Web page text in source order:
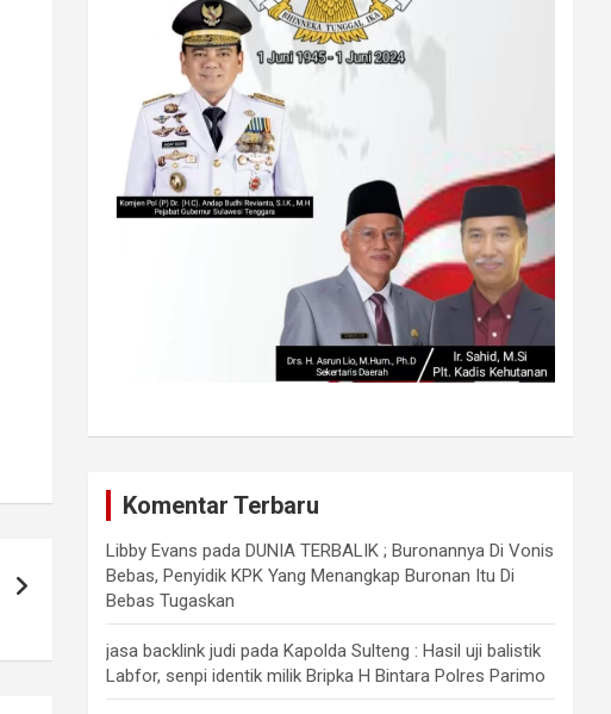
Komentar Terbaru
Libby Evans pada DUNIA TERBALIK ; Buronannya Di Vonis
Bebas, Penyidik KPK Yang Menangkap Buronan Itu Di
Bebas Tugaskan
jasa backlink judi pada Kapolda Sulteng : Hasil uji balistik
Labfor, senpi identik milik Bripka H Bintara Polres Parimo